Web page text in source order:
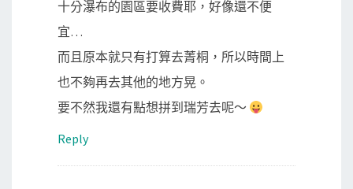
十分瀑布的園區要收費耶，好像還不便
宜…
而且原本就只有打算去菁桐，所以時間上
也不夠再去其他的地方晃。
要不然我還有點想拼到瑞芳去呢～
Reply